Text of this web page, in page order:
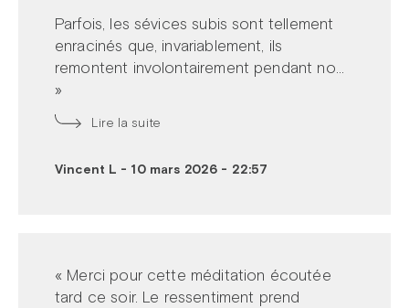
Parfois, les sévices subis sont tellement
enracinés que, invariablement, ils
remontent involontairement pendant no...
»
Lire la suite
Vincent L - 10 mars 2026 - 22:57
« Merci pour cette méditation écoutée
tard ce soir. Le ressentiment prend